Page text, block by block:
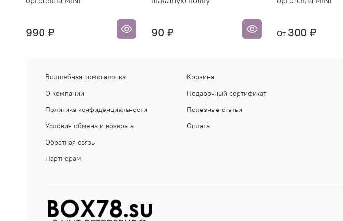
990 ₽ 90 ₽ От 300 ₽
Волшебная помогалочка
О компании
Политика конфиденциальности
Условия обмена и возврата
Обратная связь
Партнерам
Корзина
Подарочный сертификат
Полезные статьи
Оплата